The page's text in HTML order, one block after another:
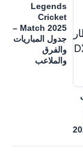
Legends
Cricket
Match 2025 –
جدول المباريات
والفرق
والملاعب